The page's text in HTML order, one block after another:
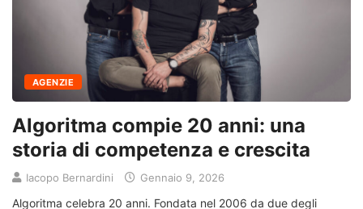
AGENZIE
Algoritma compie 20 anni: una
storia di competenza e crescita
Iacopo Bernardini Gennaio 9, 2026
Algoritma celebra 20 anni. Fondata nel 2006 da due degli